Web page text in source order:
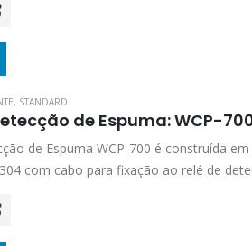
, STANDARD
de Espuma: WCP-
de Espuma WCP-700 é construída
com cabo para fixação ao relé de